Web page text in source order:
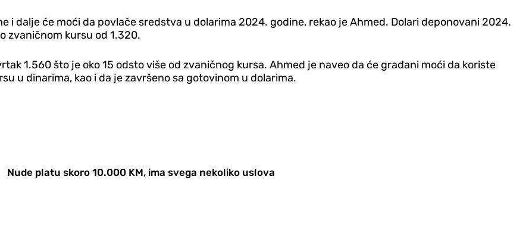
i dalje će moći da povlače sredstva u dolarima 2024. godine, rekao je Ahmed. Dolari deponovani 2024.
zvaničnom kursu od 1.320.
1.560 što je oko 15 odsto više od zvaničnog kursa. Ahmed je naveo da će građani moći da koriste
u dinarima, kao i da je završeno sa gotovinom u dolarima.
Nude platu skoro 10.000 KM, ima svega nekoliko uslova